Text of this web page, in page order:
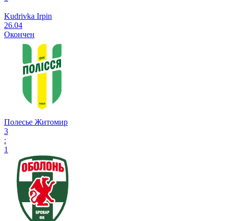
Kudrivka Irpin
26.04
Окончен
Полесье Житомир
3
:
1